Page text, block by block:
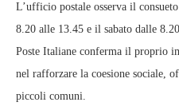
L’ufficio postale osserva il
8.20 alle 13.45 e il sabato dalle
Poste Italiane conferma il proprio
nel rafforzare la coesione sociale,
piccoli comuni.